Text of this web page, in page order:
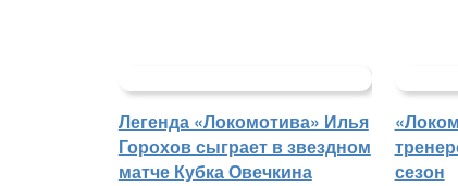
Легенда «Локомотива» Илья
Горохов сыграет в звездном
матче Кубка Овечкина
сезон